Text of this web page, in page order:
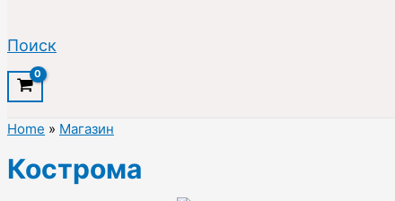
Поиск
Home » Магазин
Кострома